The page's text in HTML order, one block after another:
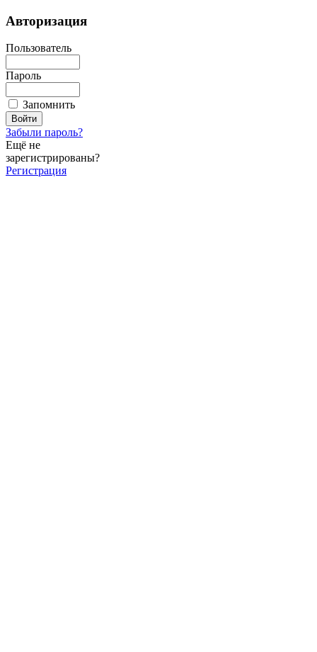
Авторизация
Пользователь
Пароль
Запомнить
Забыли пароль?
Ещё не
зарегистрированы?
Регистрация